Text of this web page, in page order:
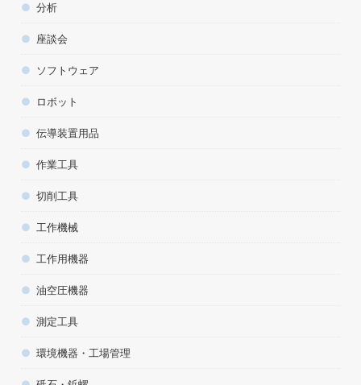
分析
座談会
ソフトウェア
ロボット
伝導装置用品
作業工具
切削工具
工作機械
工作用機器
油空圧機器
測定工具
環境機器・工場管理